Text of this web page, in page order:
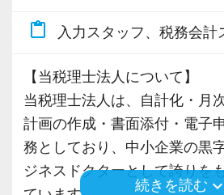
います。
ップ♪
≪代表からの声≫
業務内容に関わらず、社内や
「人を見て」行動できる方は
した先に「あなたにお任せし
ただける関係ができるのでは
こうした関係構築に楽しさを
当事務所は非常にやりがいの
content_paste 入力スタッフ、税務会計
【当税理士法人について】
当税理士法人は、自計化・月
計画の作成・書面添付・電子
務としており、中小企業の黒
ジネスドクターとして誇りを
続きを読む keyboard_arrow_down